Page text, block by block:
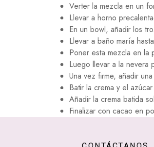
Verter la mezcla en un
Llevar a horno
En un bowl, añadir los
Llevar a baño maría
Poner esta mezcla en la
Luego llevar a la nevera
Una vez firme, añadir
Batir la crema y el
Añadir la crema batida
Finalizar con cacao en